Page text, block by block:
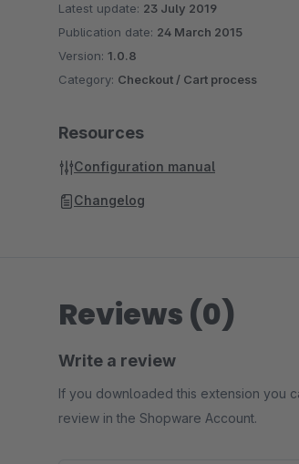
Latest update: 23 July 2019
Publication date: 24 March 2015
Version: 1.0.8
Category: Checkout / Cart process
Resources
Configuration manual
Changelog
Reviews (0)
Write a review
If you downloaded this extension you
review in the Shopware Account.